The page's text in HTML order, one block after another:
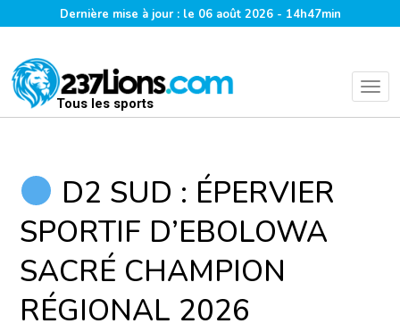
Dernière mise à jour : le 06 août 2026 - 14h47min
Tous les sports
D2 SUD : ÉPERVIER
SPORTIF D’EBOLOWA
SACRÉ CHAMPION
RÉGIONAL 2026